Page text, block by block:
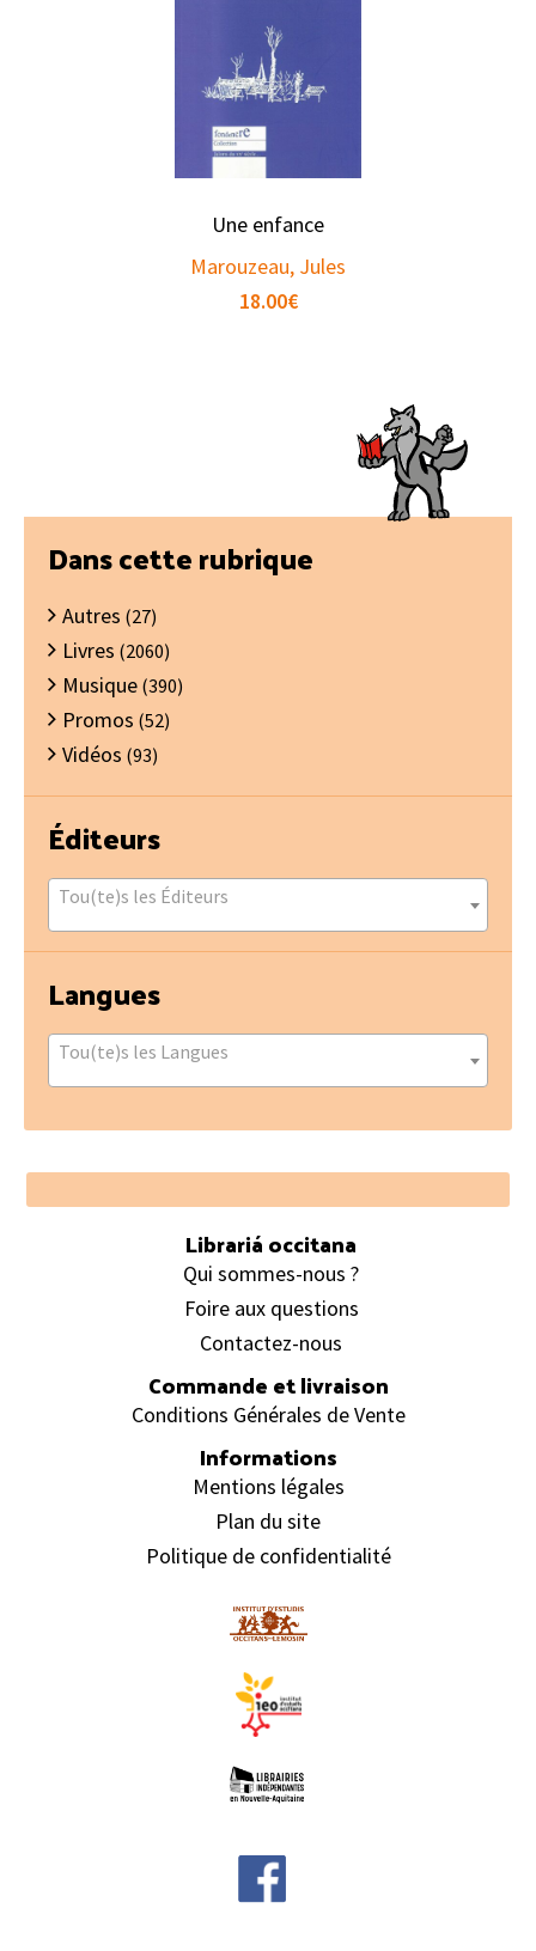
Une enfance
Marouzeau, Jules
18.00€
Barre
latérale
principale
Dans cette rubrique
Autres (27)
Livres (2060)
Musique (390)
Promos (52)
Vidéos (93)
Éditeurs
Tou(te)s les Éditeurs
Langues
Tou(te)s les Langues
Footer
Librariá occitana
Qui sommes-nous ?
Foire aux questions
Contactez-nous
Commande et livraison
Conditions Générales de Vente
Informations
Mentions légales
Plan du site
Politique de confidentialité